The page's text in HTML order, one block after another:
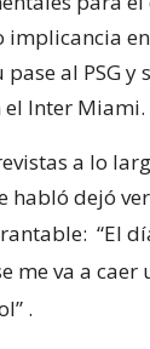
implicancia
pase al PSG y
el Inter Miami.
a lo
habló dejó
“El
me va a
.